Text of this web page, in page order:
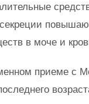
в моче и
приеме с